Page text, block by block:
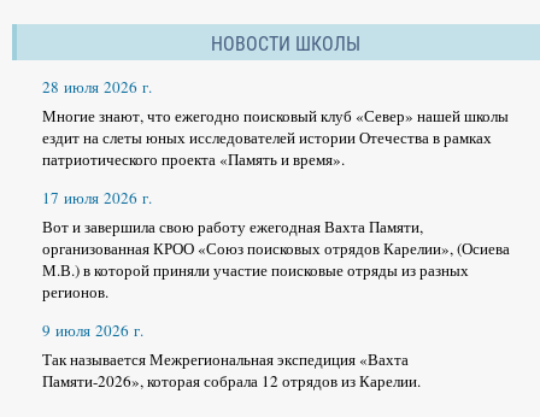
НОВОСТИ ШКОЛЫ
28 июля 2026 г.
Многие знают, что ежегодно поисковый клуб «Север» нашей школы
ездит на слеты юных исследователей истории Отечества в рамках
патриотического проекта «Память и время».
17 июля 2026 г.
Вот и завершила свою работу ежегодная Вахта Памяти,
организованная КРОО «Союз поисковых отрядов Карелии», (Осиева
М.В.) в которой приняли участие поисковые отряды из разных
регионов.
9 июля 2026 г.
Так называется Межрегиональная экспедиция «Вахта
Памяти-2026», которая собрала 12 отрядов из Карелии.